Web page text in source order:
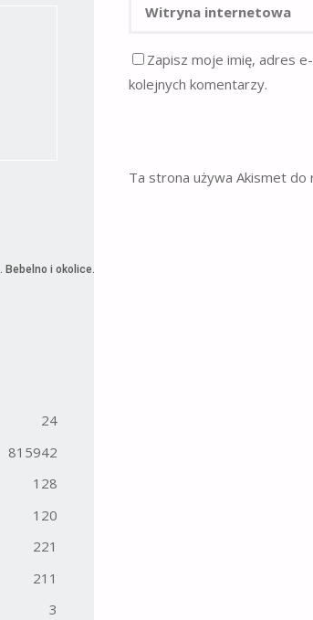
Zapisz moje imię, adres
kolejnych komentarzy.
Ta strona używa Akismet do
24
815942
128
120
221
211
3